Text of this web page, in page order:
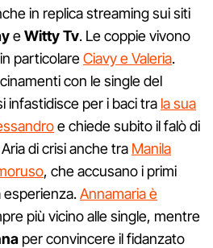
in replica streaming sui siti
eWitty Tv. Le coppie vivono
particolareCiavy e Valeria.
con le single del
infastidisce per i baci tra la sua
e chiede subito il falò di
di crisi anche tra Manila
, che accusano i primi
Annamaria è
più vicino alle single, mentre
per convincere il fidanzato